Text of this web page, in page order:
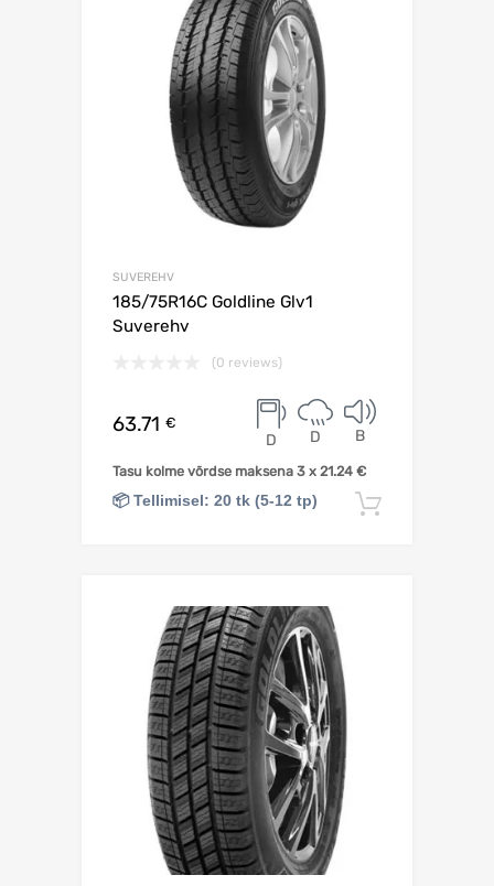
SUVEREHV
185/75R16C Goldline Glv1
Suverehv
(0 reviews)
63.71 €
D D B
Tasu kolme võrdse maksena 3 x 21.24 €
📦 Tellimisel: 20 tk (5-12 tp)